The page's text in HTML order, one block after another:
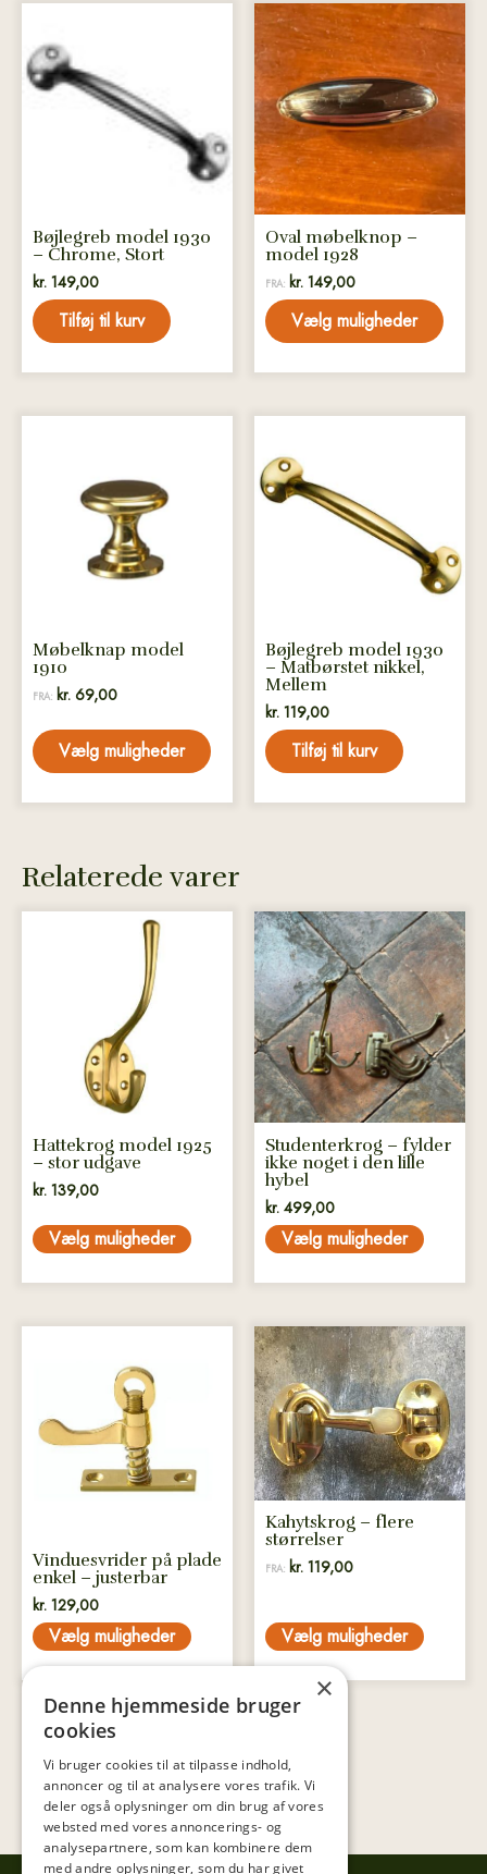
Bøjlegreb model 1930
– Chrome, Stort
kr. 149,00
Tilføj til kurv
Oval møbelknop –
model 1928
FRA: kr. 149,00
Vælg muligheder
Dette
vare
har
flere
varianter.
Mulighederne
kan
vælges
varesiden
Møbelknap model
1910
FRA: kr. 69,00
Vælg muligheder
Mulighederne
varesiden
Bøjlegreb model 1930
– Matbørstet nikkel,
Mellem
kr. 119,00
Tilføj til kurv
Relaterede varer
Hattekrog model 1925
– stor udgave
kr. 139,00
Vælg muligheder
Mulighederne
varesiden
Studenterkrog – fylder
ikke noget i den lille
hybel
kr. 499,00
Vælg muligheder
Dette
vare
har
flere
varianter.
Mulighederne
kan
vælges
varesiden
Vinduesvrider på plade
enkel – justerbar
kr. 129,00
Vælg muligheder
flere
varianter.
Mulighederne
varesiden
Kahytskrog – flere
størrelser
FRA: kr. 119,00
Vælg muligheder
Dette
vare
har
flere
varianter.
Mulighederne
kan
vælges
på
varesiden
×
Denne hjemmeside bruger
cookies
Vi bruger cookies til at tilpasse indhold,
annoncer og til at analysere vores trafik. Vi
deler også oplysninger om din brug af vores
websted med vores annoncerings- og
analysepartnere, som kan kombinere dem
med andre oplysninger, som du har givet